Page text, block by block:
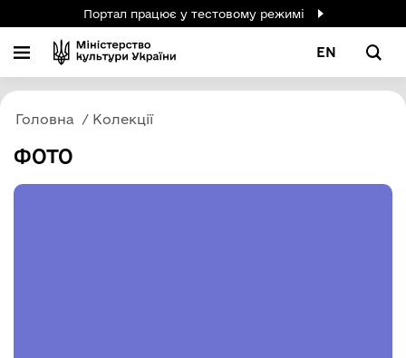
Портал працює у тестовому режимі
EN
Головна Колекції
ФОТО